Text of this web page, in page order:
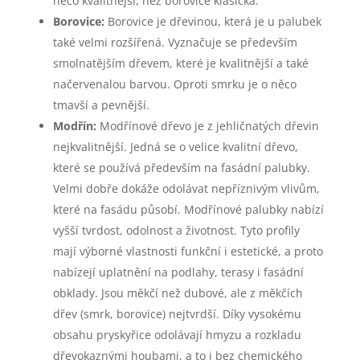
Borovice: Borovice je dřevinou, která je u palubek
také velmi rozšířená. Vyznačuje se především
smolnatějším dřevem, které je kvalitnější a také
načervenalou barvou. Oproti smrku je o něco
tmavší a pevnější.
Modřín: Modřínové dřevo je z jehličnatých dřevin
nejkvalitnější. Jedná se o velice kvalitní dřevo,
které se používá především na fasádní palubky.
Velmi dobře dokáže odolávat nepříznivým vlivům,
které na fasádu působí. Modřínové palubky nabízí
vyšší tvrdost, odolnost a životnost. Tyto profily
mají výborné vlastnosti funkční i estetické, a proto
nabízejí uplatnění na podlahy, terasy i fasádní
obklady. Jsou měkčí než dubové, ale z měkčích
dřev (smrk, borovice) nejtvrdší. Díky vysokému
obsahu pryskyřice odolávají hmyzu a rozkladu
dřevokaznými houbami, a to i bez chemického